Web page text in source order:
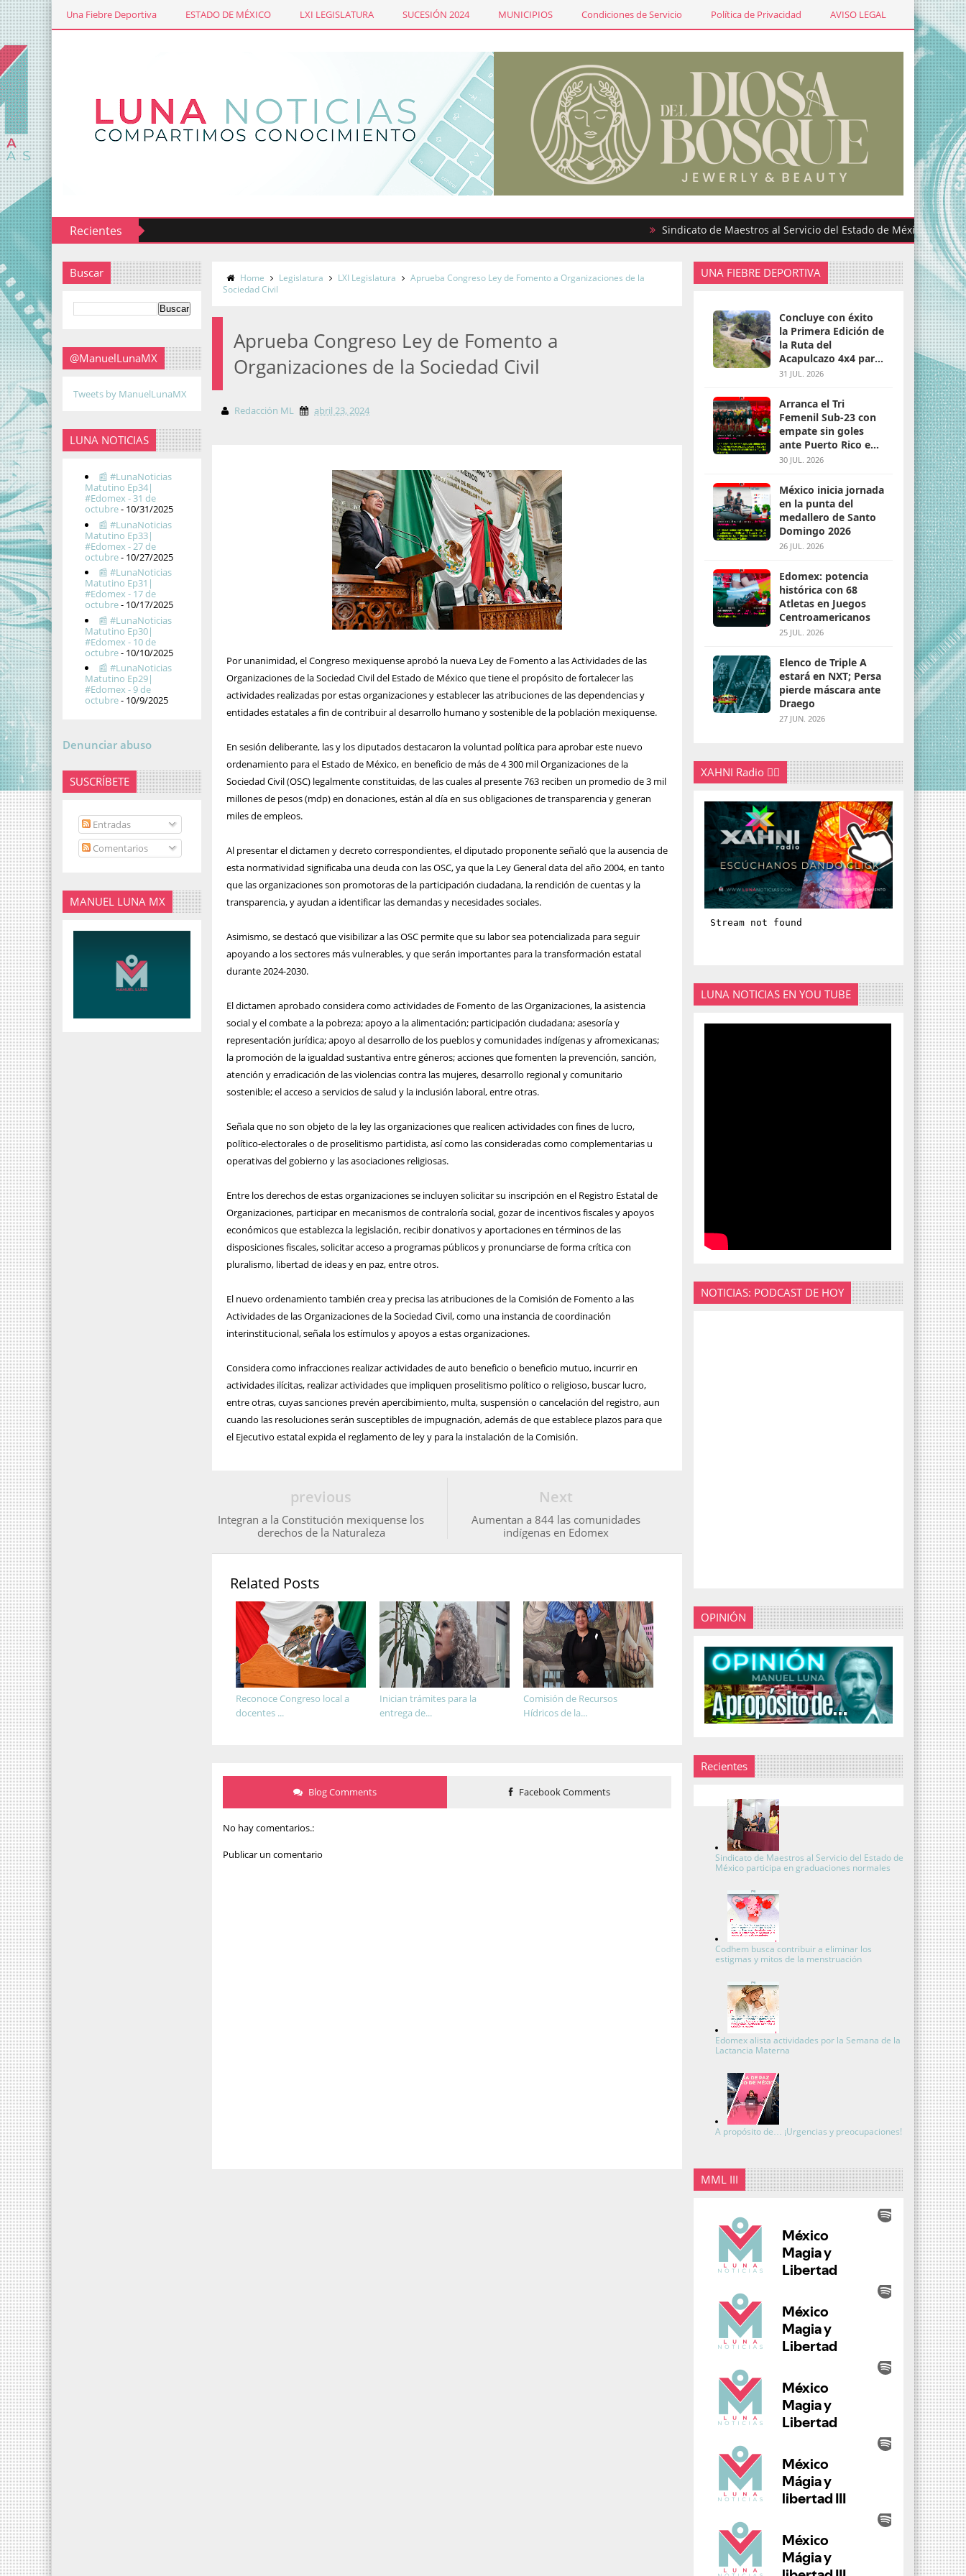
Una Fiebre Deportiva ESTADO DE MÉXICO LXI LEGISLATURA SUCESIÓN 2024 MUNICIPIOS Condiciones de Servicio Política de Privacidad AVISO LEGAL
Recientes
Sindicato de Maestros al Servicio del Estado de México participa en
Miradas de las Ciudades Mexiquenses
Buscar
@ManuelLunaMX
Tweets by ManuelLunaMX
LUNA NOTICIAS
📰 #LunaNoticias
Matutino Ep34|
#Edomex - 31 de
octubre- 10/31/2025
📰 #LunaNoticias
Matutino Ep33|
#Edomex - 27 de
octubre- 10/27/2025
📰 #LunaNoticias
Matutino Ep31|
#Edomex - 17 de
octubre- 10/17/2025
📰 #LunaNoticias
Matutino Ep30|
#Edomex - 10 de
octubre- 10/10/2025
📰 #LunaNoticias
Matutino Ep29|
#Edomex - 9 de
octubre- 10/9/2025
Denunciar abuso
SUSCRÍBETE
Entradas
Comentarios
MANUEL LUNA MX
Home Legislatura LXI Legislatura
Aprueba Congreso Ley de Fomento a Organizaciones de la
Sociedad Civil
Aprueba Congreso Ley de Fomento a
Organizaciones de la Sociedad Civil
Redacción ML abril 23, 2024
Por unanimidad, el Congreso mexiquense aprobó la nueva Ley de Fomento a las Actividades de las
Organizaciones de la Sociedad Civil del Estado de México que tiene el propósito de fortalecer las
actividades realizadas por estas organizaciones y establecer las atribuciones de las dependencias y
entidades estatales a fin de contribuir al desarrollo humano y sostenible de la población mexiquense.
En sesión deliberante, las y los diputados destacaron la voluntad política para aprobar este nuevo
ordenamiento para el Estado de México, en beneficio de más de 4 300 mil Organizaciones de la
Sociedad Civil (OSC) legalmente constituidas, de las cuales al presente 763 reciben un promedio de 3 mil
millones de pesos (mdp) en donaciones, están al día en sus obligaciones de transparencia y generan
miles de empleos.
Al presentar el dictamen y decreto correspondientes, el diputado proponente señaló que la ausencia de
esta normatividad significaba una deuda con las OSC, ya que la Ley General data del año 2004, en tanto
que las organizaciones son promotoras de la participación ciudadana, la rendición de cuentas y la
transparencia, y ayudan a identificar las demandas y necesidades sociales.
Asimismo, se destacó que visibilizar a las OSC permite que su labor sea potencializada para seguir
apoyando a los sectores más vulnerables, y que serán importantes para la transformación estatal
durante 2024-2030.
El dictamen aprobado considera como actividades de Fomento de las Organizaciones, la asistencia
social y el combate a la pobreza; apoyo a la alimentación; participación ciudadana; asesoría y
representación jurídica; apoyo al desarrollo de los pueblos y comunidades indígenas y afromexicanas;
la promoción de la igualdad sustantiva entre géneros; acciones que fomenten la prevención, sanción,
atención y erradicación de las violencias contra las mujeres, desarrollo regional y comunitario
sostenible; el acceso a servicios de salud y la inclusión laboral, entre otras.
Señala que no son objeto de la ley las organizaciones que realicen actividades con fines de lucro,
político-electorales o de proselitismo partidista, así como las consideradas como complementarias u
operativas del gobierno y las asociaciones religiosas.
Entre los derechos de estas organizaciones se incluyen solicitar su inscripción en el Registro Estatal de
Organizaciones, participar en mecanismos de contraloría social, gozar de incentivos fiscales y apoyos
económicos que establezca la legislación, recibir donativos y aportaciones en términos de las
disposiciones fiscales, solicitar acceso a programas públicos y pronunciarse de forma crítica con
pluralismo, libertad de ideas y en paz, entre otros.
El nuevo ordenamiento también crea y precisa las atribuciones de la Comisión de Fomento a las
Actividades de las Organizaciones de la Sociedad Civil, como una instancia de coordinación
interinstitucional, señala los estímulos y apoyos a estas organizaciones.
Considera como infracciones realizar actividades de auto beneficio o beneficio mutuo, incurrir en
actividades ilícitas, realizar actividades que impliquen proselitismo político o religioso, buscar lucro,
entre otras, cuyas sanciones prevén apercibimiento, multa, suspensión o cancelación del registro, aun
cuando las resoluciones serán susceptibles de impugnación, además de que establece plazos para que
el Ejecutivo estatal expida el reglamento de ley y para la instalación de la Comisión.
Next
Aumentan a 844 las comunidades
indígenas en Edomex
previous
Integran a la Constitución mexiquense los
derechos de la Naturaleza
Related Posts
Comisión de Recursos
Hídricos de la...
Inician trámites para la
entrega de...
Reconoce Congreso local a
docentes ...
Blog Comments Facebook Comments
No hay comentarios.:
Publicar un comentario
UNA FIEBRE DEPORTIVA
Concluye con éxito
la Primera Edición de
la Ruta del
Acapulcazo 4x4 para
parejas
31 JUL. 2026
Arranca el Tri
Femenil Sub-23 con
empate sin goles
ante Puerto Rico en
Santo Domingo 2026
30 JUL. 2026
México inicia jornada
en la punta del
medallero de Santo
Domingo 2026
26 JUL. 2026
Edomex: potencia
histórica con 68
Atletas en Juegos
Centroamericanos
25 JUL. 2026
Elenco de Triple A
estará en NXT; Persa
pierde máscara ante
Draego
27 JUN. 2026
XAHNI Radio 👇🏽
LUNA NOTICIAS EN YOU TUBE
NOTICIAS: PODCAST DE HOY
OPINIÓN
Recientes
Sindicato de Maestros al Servicio del Estado de
México participa en graduaciones normales
Codhem busca contribuir a eliminar los
estigmas y mitos de la menstruación
Edomex alista actividades por la Semana de la
Lactancia Materna
A propósito de… ¡Urgencias y preocupaciones!
MML III